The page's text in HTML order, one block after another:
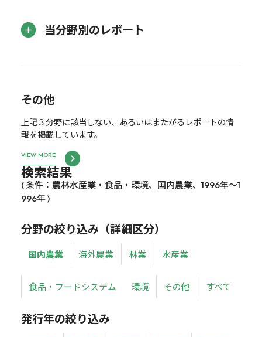
当分野別のレポート
その他
上記３分野に該当しない、あるいはまたがるレポートの情
報を掲載しています。
VIEW MORE
検索結果
( 条件：農林水産業・食品・環境、国内農業、1996年～1
996年 )
分野の絞り込み（詳細区分）
国内農業 海外農業 林業 水産業
食品・フードシステム 環境 その他 すべて
発行年の絞り込み